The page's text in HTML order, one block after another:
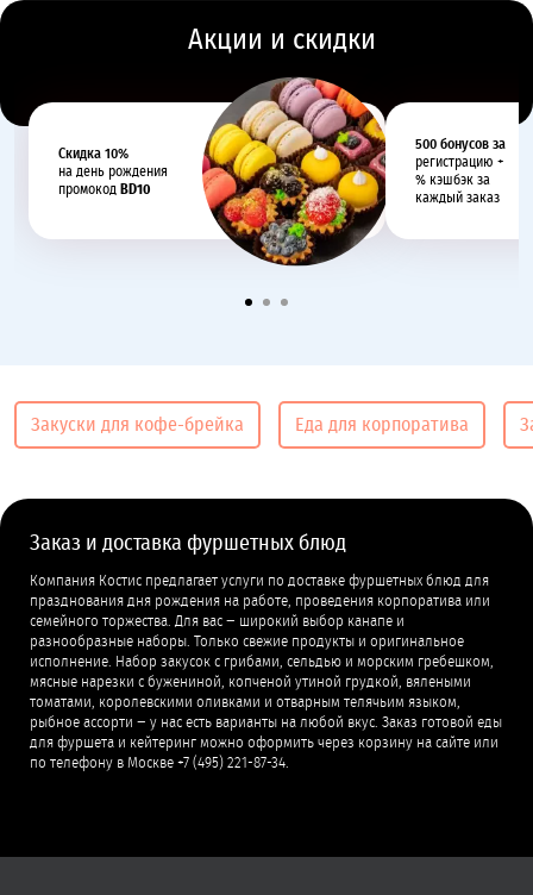
Акции и скидки
Cкидка 10%
на день рождения
промокод BD10
500 бонусов за
регистрацию +
% кэшбэк за
каждый заказ
Закуски для кофе-брейка Еда для корпоратива
Заказ и доставка фуршетных блюд
Компания Костис предлагает услуги по доставке фуршетных блюд для
празднования дня рождения на работе, проведения корпоратива или
семейного торжества. Для вас − широкий выбор канапе и
разнообразные наборы. Только свежие продукты и оригинальное
исполнение. Набор закусок с грибами, сельдью и морским гребешком,
мясные нарезки с бужениной, копченой утиной грудкой, вялеными
томатами, королевскими оливками и отварным телячьим языком,
рыбное ассорти − у нас есть варианты на любой вкус. Заказ готовой еды
для фуршета и кейтеринг можно оформить через корзину на сайте или
по телефону в Москве +7 (495) 221-87-34.